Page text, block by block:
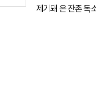
제기돼 온 잔존 독